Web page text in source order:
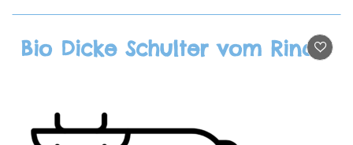
Bio Dicke Schulter vom Rind